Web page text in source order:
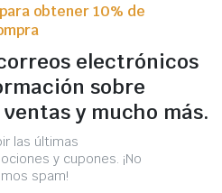
obtener 10% de
electrónicos
sobre
y mucho más.
las últimas
y cupones. ¡No
spam!